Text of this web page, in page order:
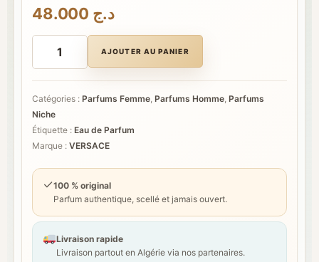
د.ج
quantité
CÉDRAT
DE
DIAMANTE
100
ml
AJOUTER AU PANIER
Catégories : Parfums Femme, Parfums Homme, Parfums
Niche
Étiquette : Eau de Parfum
Marque : VERSACE
✓100 % original
Parfum authentique, scellé et jamais ouvert.
Livraison rapide
Livraison partout en Algérie via nos partenaires.